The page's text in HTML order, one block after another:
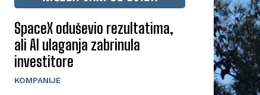
SpaceX oduševio rezultatima,
ali AI ulaganja zabrinula
investitore
KOMPANIJE